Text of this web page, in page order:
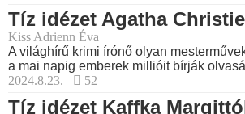
Tíz idézet Agatha
Kiss Adrienn Éva
A világhírű krimi írónő olyan
a mai napig emberek millióit bírják
2024.8.23.
52
Tíz idézet Kaffka